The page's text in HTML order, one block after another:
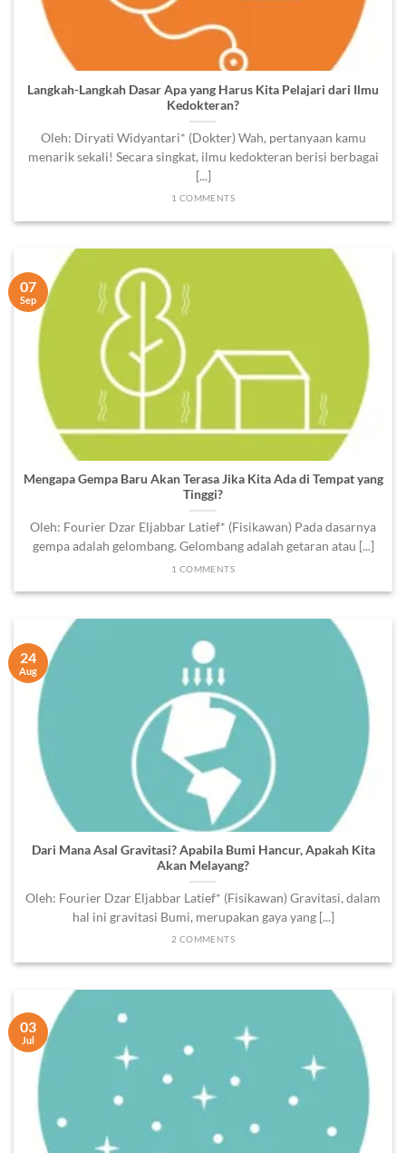
Langkah-Langkah Dasar Apa yang Harus Kita Pelajari dari Ilmu
Kedokteran?
Oleh: Diryati Widyantari* (Dokter) Wah, pertanyaan kamu
menarik sekali! Secara singkat, ilmu kedokteran berisi berbagai
[...]
1 COMMENTS
Mengapa Gempa Baru Akan Terasa Jika Kita Ada di Tempat yang
Tinggi?
Oleh: Fourier Dzar Eljabbar Latief* (Fisikawan) Pada dasarnya
gempa adalah gelombang. Gelombang adalah getaran atau [...]
1 COMMENTS
07
Sep
Dari Mana Asal Gravitasi? Apabila Bumi Hancur, Apakah Kita
Akan Melayang?
Oleh: Fourier Dzar Eljabbar Latief* (Fisikawan) Gravitasi, dalam
hal ini gravitasi Bumi, merupakan gaya yang [...]
2 COMMENTS
24
Aug
03
Jul